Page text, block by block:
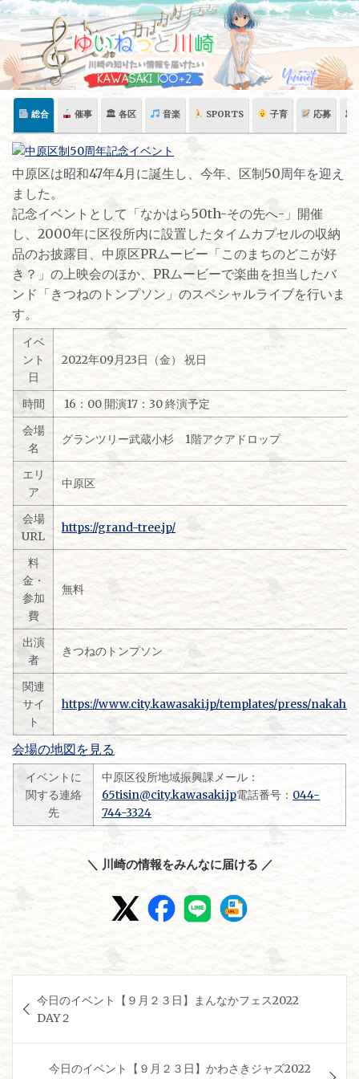
Skip
content
総合 催事 🏛 各区 音楽 SPORTS 子育 応募 🏛
中原区は昭和47年4月に誕生し、今年、区制50周年を迎え
ました。
記念イベントとして「なかはら50th-その先へ-」開催
し、2000年に区役所内に設置したタイムカプセルの収納
品のお披露目、中原区PRムービー「このまちのどこが好
き？」の上映会のほか、PRムービーで楽曲を担当したバ
ンド「きつねのトンプソン」のスペシャルライブを行いま
す。
イベ
ント
日
2022年09月23日（金） 祝日
時間
16：00 開演17：30 終演予定
会場
名
グランツリー武蔵小杉 1階アクアドロップ
エリ
ア
中原区
会場
URL
https://grand-tree.jp/
料
金・
参加
費
無料
出演
者
きつねのトンプソン
関連
サイ
ト
https://www.city.kawasaki.jp/templates/press/
会場の地図を見る
イベントに
関する連絡
先
中原区役所地域振興課メール：
65tisin@city.kawasaki.jp電話番号： 044-
744-3324
＼ 川崎の情報をみんなに届ける ／
稿
ナ
今日のイベント【９月２３日】まんなかフェス2022
DAY２
今日のイベント【９月２３日】かわさきジャズ2022